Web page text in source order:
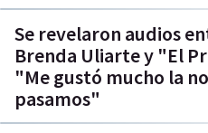
Se revelaron audios
Brenda Uliarte y "El
"Me gustó mucho la
pasamos"